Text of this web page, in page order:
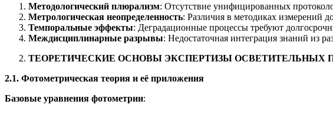
Методологический плюрализм: Отсутствие унифицированных
Метрологическая неопределенность: Различия в методиках измерений
Темпоральные эффекты: Деградационные процессы требуют
Междисциплинарные разрывы: Недостаточная интеграция знаний из
ТЕОРЕТИЧЕСКИЕ ОСНОВЫ ЭКСПЕРТИЗЫ ОСВЕТИТЕЛЬНЫХ
2.1. Фотометрическая теория и её приложения
Базовые уравнения фотометрии: